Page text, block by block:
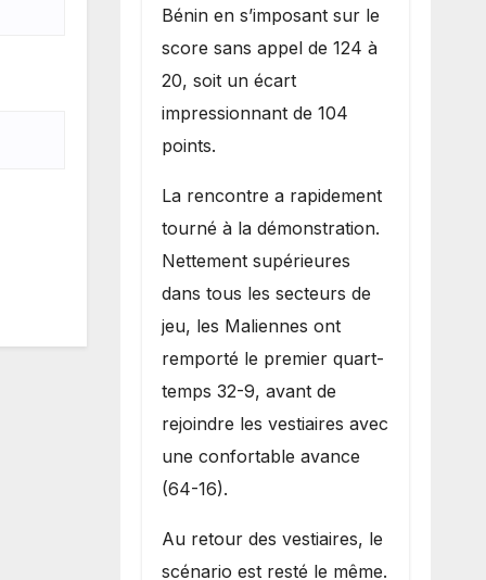
Bénin en s’imposant sur le
score sans appel de 124 à
20, soit un écart
impressionnant de 104
points.
La rencontre a rapidement
tourné à la démonstration.
Nettement supérieures
dans tous les secteurs de
jeu, les Maliennes ont
remporté le premier quart-
temps 32-9, avant de
rejoindre les vestiaires avec
une confortable avance
(64-16).
Au retour des vestiaires, le
scénario est resté le même.